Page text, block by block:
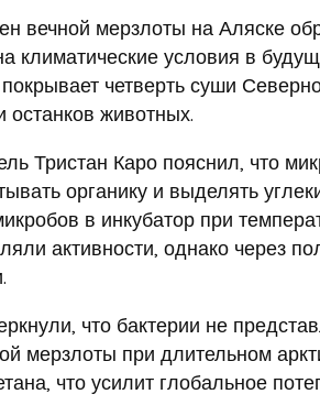
вечной мерзлоты на Аляске
климатические условия в
четверть суши
останков животных.
Тристан Каро пояснил, что
органику и выделять
в инкубатор при
активности, однако через
что бактерии не
мерзлоты при длительном
что усилит глобальное